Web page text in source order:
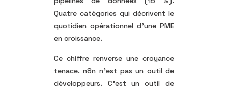
Quatre catégories qui décrivent le
quotidien opérationnel d’une PME
en croissance.
Ce chiffre renverse une croyance
tenace. n8n n’est pas un outil de
développeurs. C’est un outil de